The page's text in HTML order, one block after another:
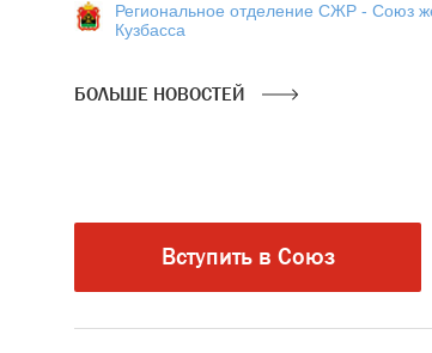
Региональное отделение СЖР - Союз
Кузбасса
БОЛЬШЕ НОВОСТЕЙ
Вступить в Союз